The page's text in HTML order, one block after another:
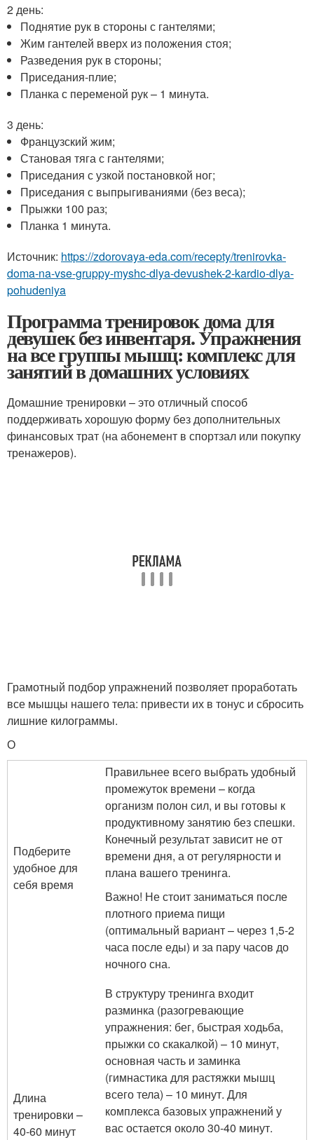
2 день:
Поднятие рук в стороны с гантелями;
Жим гантелей вверх из положения стоя;
Разведения рук в стороны;
Приседания-плие;
Планка с переменой рук – 1 минута.
3 день:
Французский жим;
Становая тяга с гантелями;
Приседания с узкой постановкой ног;
Приседания с выпрыгиваниями (без веса);
Прыжки 100 раз;
Планка 1 минута.
Источник: https://zdorovaya-eda.com/recepty/trenirovka-
doma-na-vse-gruppy-myshc-dlya-devushek-2-kardio-dlya-
pohudeniya
Программа тренировок дома для
девушек без инвентаря. Упражнения
на все группы мышц: комплекс для
занятий в домашних условиях
Домашние тренировки – это отличный способ
поддерживать хорошую форму без дополнительных
финансовых трат (на абонемент в спортзал или покупку
тренажеров).
Грамотный подбор упражнений позволяет проработать
все мышцы нашего тела: привести их в тонус и сбросить
лишние килограммы.
О
Подберите
удобное для
себя время
Правильнее всего выбрать удобный
промежуток времени – когда
организм полон сил, и вы готовы к
продуктивному занятию без спешки.
Конечный результат зависит не от
времени дня, а от регулярности и
плана вашего тренинга.
Важно! Не стоит заниматься после
плотного приема пищи
(оптимальный вариант – через 1,5-2
часа после еды) и за пару часов до
ночного сна.
Длина
тренировки –
40-60 минут
В структуру тренинга входит
разминка (разогревающие
упражнения: бег, быстрая ходьба,
прыжки со скакалкой) – 10 минут,
основная часть и заминка
(гимнастика для растяжки мышц
всего тела) – 10 минут. Для
комплекса базовых упражнений у
вас остается около 30-40 минут.